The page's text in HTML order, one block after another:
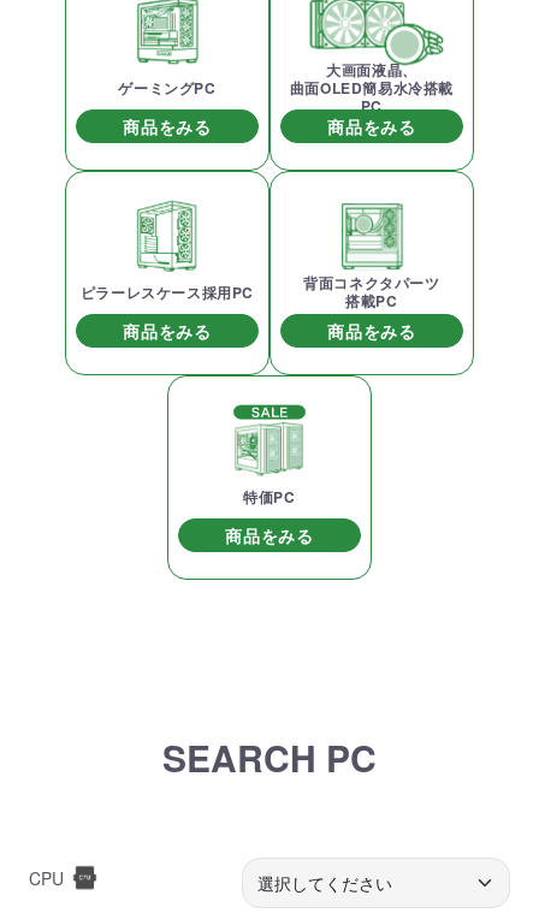
ゲーミングPC
商品をみる
大画面液晶、
曲面OLED簡易水冷搭載
PC
商品をみる
ピラーレスケース採用PC
商品をみる
背面コネクタパーツ
搭載PC
商品をみる
特価PC
商品をみる
SEARCH PC
CPU